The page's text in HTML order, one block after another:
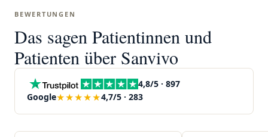
BEWERTUNGEN
Das sagen Patientinnen und
Patienten über Sanvivo
4,8/5 · 897
Google★★★★★4,7/5 · 283